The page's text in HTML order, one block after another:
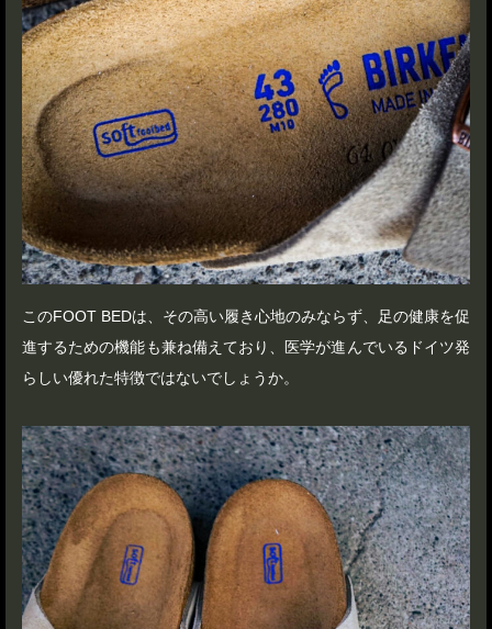
このFOOT BEDは、その高い履き心地のみならず、足の健康を促
進するための機能も兼ね備えており、医学が進んでいるドイツ発
らしい優れた特徴ではないでしょうか。